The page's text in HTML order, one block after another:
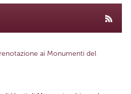
ai Monumenti del